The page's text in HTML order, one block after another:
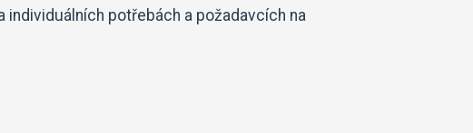
potřebách a požadavcích na